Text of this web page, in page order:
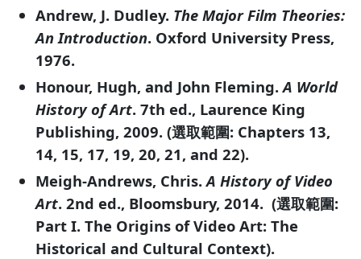
Andrew, J. Dudley. The Major Film Theories:
An Introduction. Oxford University Press,
1976.
Honour, Hugh, and John Fleming.A World
History of Art. 7th ed., Laurence King
Publishing, 2009. (選取範圍: Chapters 13,
14, 15, 17, 19, 20, 21, and 22).
Meigh-Andrews, Chris.A History of Video
Art. 2nd ed., Bloomsbury, 2014. (選取範圍:
Part I. The Origins of Video Art: The
Historical and Cultural Context).